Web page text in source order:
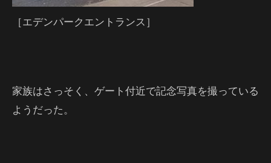
［エデンパークエントランス］
家族はさっそく、ゲート付近で記念写真を撮っている
ようだった。